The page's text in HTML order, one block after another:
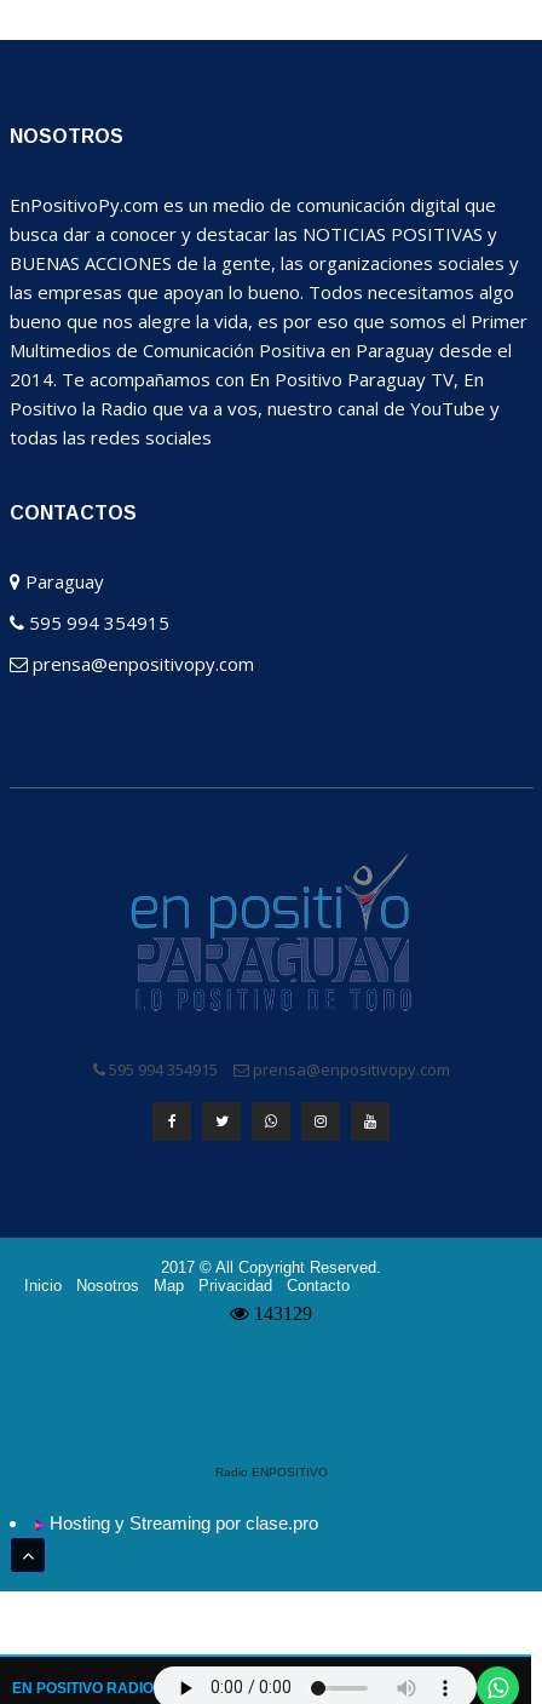
NOSOTROS
EnPositivoPy.com es un medio de comunicación digital que
busca dar a conocer y destacar las NOTICIAS POSITIVAS y
BUENAS ACCIONES de la gente, las organizaciones sociales y
las empresas que apoyan lo bueno. Todos necesitamos algo
bueno que nos alegre la vida, es por eso que somos el Primer
Multimedios de Comunicación Positiva en Paraguay desde el
2014. Te acompañamos con En Positivo Paraguay TV, En
Positivo la Radio que va a vos, nuestro canal de YouTube y
todas las redes sociales
CONTACTOS
Paraguay
595 994 354915
prensa@enpositivopy.com
595 994 354915 prensa@enpositivopy.com
2017 © All Copyright Reserved.
Inicio
Nosotros Map Privacidad Contacto
Radio ENPOSITIVO
Hosting y Streaming por clase.pro
EN POSITIVO RADIO